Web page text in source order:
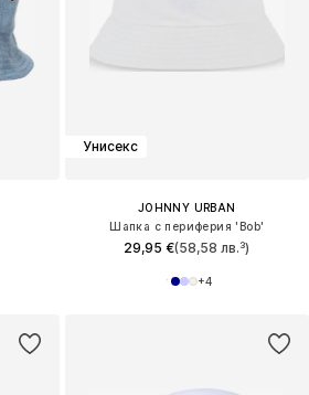
Унисекс
JOHNNY URBAN
Шапка с периферия 'Bob'
29,95 €(58,58 лв.³)
+4